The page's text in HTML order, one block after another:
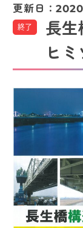
更新日：
終了
長
ヒ